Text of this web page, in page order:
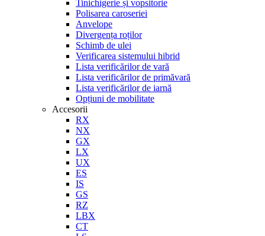
Tinichigerie și vopsitorie
Polisarea caroseriei
Anvelope
Divergența roților
Schimb de ulei
Verificarea sistemului hibrid
Lista verificărilor de vară
Lista verificărilor de primăvară
Lista verificărilor de iarnă
Opțiuni de mobilitate
Accesorii
RX
NX
GX
LX
UX
ES
IS
GS
RZ
LBX
CT